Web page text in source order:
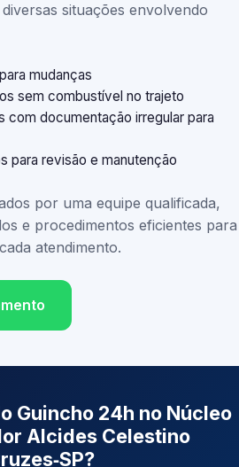
situações envolvendo
mudanças
sem combustível no trajeto
com documentação irregular para
para revisão e manutenção
por uma equipe qualificada,
e procedimentos eficientes para
atendimento.
Guincho 24h no Núcleo
Alcides Celestino